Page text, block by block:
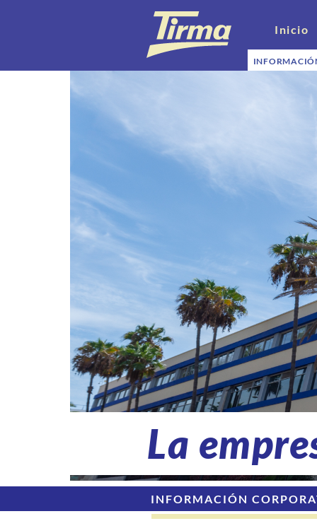
Inicio
La
INFORMACIÓN